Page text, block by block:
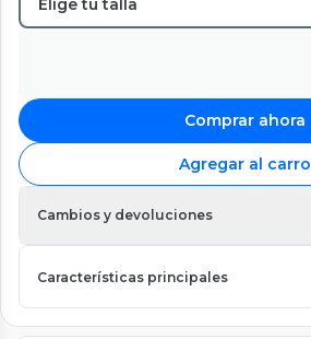
Comprar ahora
Agregar al carro
Cambios y devoluciones
Características principales